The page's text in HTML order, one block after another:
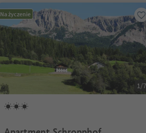
Na życzenie
1/7